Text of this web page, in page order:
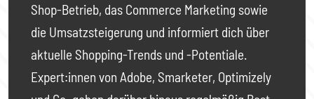
Shop-Betrieb, das Commerce Marketing sowie
die Umsatzsteigerung und informiert dich über
aktuelle Shopping-Trends und -Potentiale.
Expert:innen von Adobe, Smarketer, Optimizely